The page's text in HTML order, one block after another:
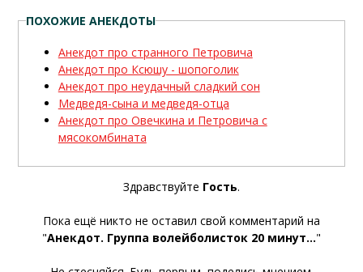
ПОХОЖИЕ АНЕКДОТЫ
Анекдот про странного Петровича
Анекдот про Ксюшу - шопоголик
Анекдот про неудачный сладкий сон
Медведя-сына и медведя-отца
Анекдот про Овечкина и Петровича с
мясокомбината
Здравствуйте Гость.
Пока ещё никто не оставил свой комментарий на
"Анекдот. Группа волейболисток 20 минут..."